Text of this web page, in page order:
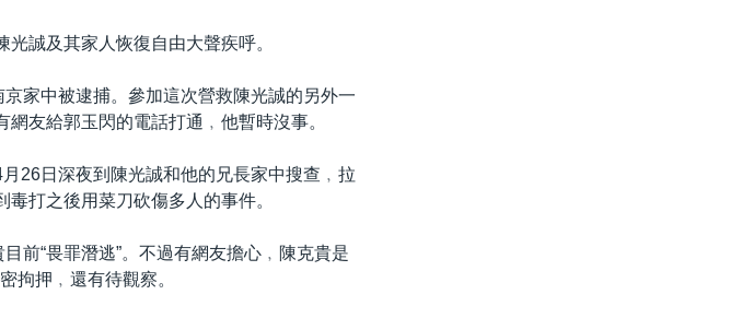
誠及其家人恢復自由大聲疾呼。
家中被逮捕。參加這次營救陳光誠的另外一
友給郭玉閃的電話打通﹐他暫時沒事。
26日深夜到陳光誠和他的兄長家中搜查﹐拉
打之後用菜刀砍傷多人的事件。
前“畏罪潛逃”。不過有網友擔心﹐陳克貴是
拘押﹐還有待觀察。